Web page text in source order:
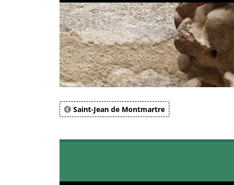
Saint-Jean de Montmartre